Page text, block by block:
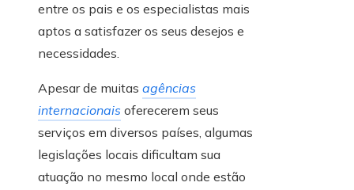
entre os pais e os especialistas mais
aptos a satisfazer os seus desejos e
necessidades.
Apesar de muitas agências
internacionais oferecerem seus
serviços em diversos países, algumas
legislações locais dificultam sua
atuação no mesmo local onde estão